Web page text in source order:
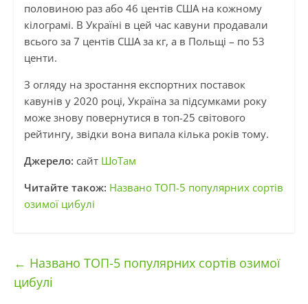
половиною раз або 46 центів США на кожному
кілограмі. В Україні в цей час кавуни продавали
всього за 7 центів США за кг, а в Польщі – по 53
центи.
З огляду на зростання експортних поставок
кавунів у 2020 році, Україна за підсумками року
може знову повернутися в топ-25 світового
рейтингу, звідки вона випала кілька років тому.
Джерело: сайт ШоТам
Читайте також: Названо ТОП-5 популярних сортів
озимої цибулі
← Названо ТОП-5 популярних сортів озимої
цибулі